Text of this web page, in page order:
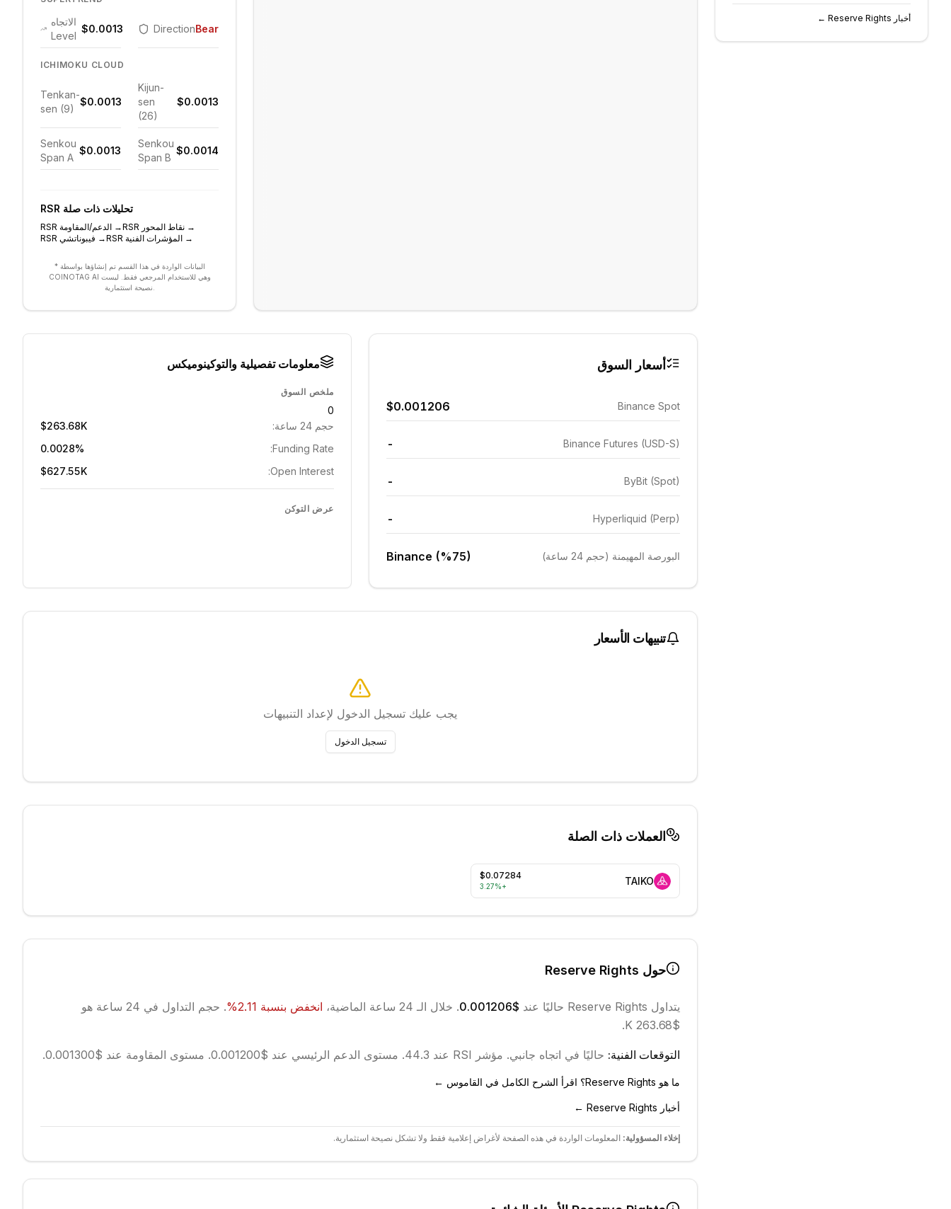
أخبار Reserve Rights
←
الاتجاه
Level
$0.0013 DirectionBearish
ICHIMOKU CLOUD
Tenkan-
sen (9)
$0.0013
Kijun-
sen
(26)
$0.0013
Senkou
Span A
$0.0013
Senkou
Span B
$0.0014
RSR تحليلات ذات صلة
RSR الدعم/المقاومة →RSR نقاط المحور →
RSR فيبوناتشي →RSR المؤشرات الفنية →
* البيانات الواردة في هذا القسم تم إنشاؤها بواسطة
COINOTAG AI وهي للاستخدام المرجعي فقط. ليست
أسعار السوق
Binance Spot
$0.001206
Binance Futures (USD-S)
-
ByBit (Spot)
-
Hyperliquid (Perp)
-
البورصة المهيمنة (حجم 24 ساعة) Binance (%75)
معلومات تفصيلية والتوكينوميكس
ملخص السوق
0
حجم 24 ساعة:
$263.68K
Funding Rate:
0.0028%
Open Interest:
$627.55K
عرض التوكن
تنبيهات الأسعار
يجب عليك تسجيل الدخول لإعداد التنبيهات
تسجيل الدخول
العملات ذات الصلة
TAIKO
$0.07284
+
3.27%
حول Reserve Rights
يتداول Reserve Rights حاليًا عند $0.001206 . خلال الـ 24 ساعة الماضية، انخفض بنسبة 2.11
%
.
حجم التداول في 24 ساعة هو
$263.68 K.
التوقعات الفنية: حاليًا في اتجاه جانبي. مؤشر RSI عند 44.3. مستوى الدعم الرئيسي عند $0.001200. مستوى المقاومة عند $0.001300.
ما هو Reserve Rights؟ اقرأ الشرح الكامل في القاموس ←
أخبار Reserve Rights ←
إخلاء المسؤولية: المعلومات الواردة في هذه الصفحة لأغراض إعلامية فقط ولا تشكل نصيحة استثمارية.